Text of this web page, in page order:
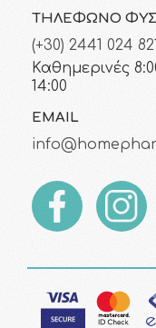
ΤΗΛΈΦΩΝΟ
(+30) 2441 024 821
Καθημερινές
14:00
EMAIL